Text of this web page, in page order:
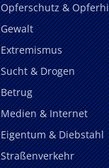
Opferschutz &
Gewalt
Extremismus
Sucht & Drogen
Betrug
Medien & Internet
Eigentum & Diebstahl
Straßenverkehr